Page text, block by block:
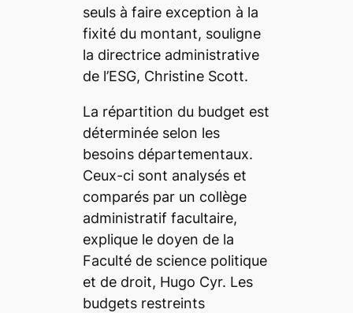
seuls à faire exception à la
fixité du montant, souligne
la directrice administrative
de l’ESG, Christine Scott.
La répartition du budget est
déterminée selon les
besoins départementaux.
Ceux-ci sont analysés et
comparés par un collège
administratif facultaire,
explique le doyen de la
Faculté de science politique
et de droit, Hugo Cyr. Les
budgets restreints